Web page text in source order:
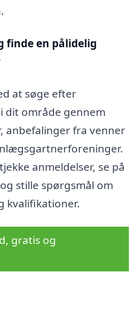
finde en pålidelig
at søge efter
område gennem
anbefalinger fra venner
anmeldelser, se på
stille spørgsmål om
kvalifikationer.
gratis og